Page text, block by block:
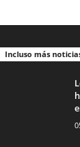
Incluso más